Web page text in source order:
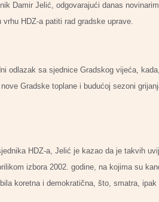
Damir Jelić, odgovarajući danas
HDZ-a patiti rad gradske uprave.
odlazak sa sjednice Gradskog vijeća,
Gradske toplane i budućoj sezoni
HDZ-a, Jelić je kazao da je takvih
izbora 2002. godine, na kojima su
koretna i demokratična, što, smatra,